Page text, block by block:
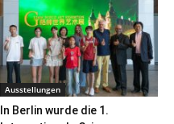
Ausstellungen
In Berlin wurde die 1.